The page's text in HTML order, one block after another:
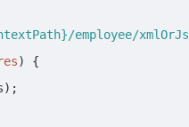
employee/
) {